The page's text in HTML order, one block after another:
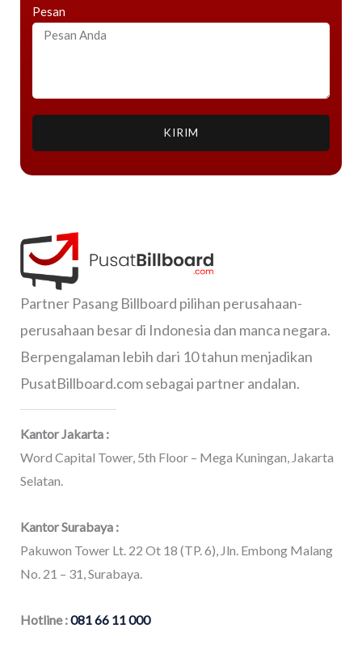
Pesan
KIRIM
Partner Pasang Billboard pilihan perusahaan-
perusahaan besar di Indonesia dan manca negara.
Berpengalaman lebih dari 10 tahun menjadikan
PusatBillboard.com sebagai partner andalan.
Kantor Jakarta :
Word Capital Tower, 5th Floor – Mega Kuningan, Jakarta
Selatan.
Kantor Surabaya :
Pakuwon Tower Lt. 22 Ot 18 (TP. 6), Jln. Embong Malang
No. 21 – 31, Surabaya.
Hotline :081 66 11 000